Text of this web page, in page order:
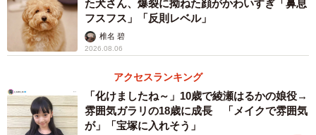
た犬さん、爆裂に拗ねた顔がかわいすぎ「鼻息
フスフス」「反則レベル」
椎名 碧
2026.08.06
アクセスランキング
「化けましたね～」10歳で綾瀬はるかの娘役→
雰囲気ガラリの18歳に成長 「メイクで雰囲気
が」「宝塚に入れそう」